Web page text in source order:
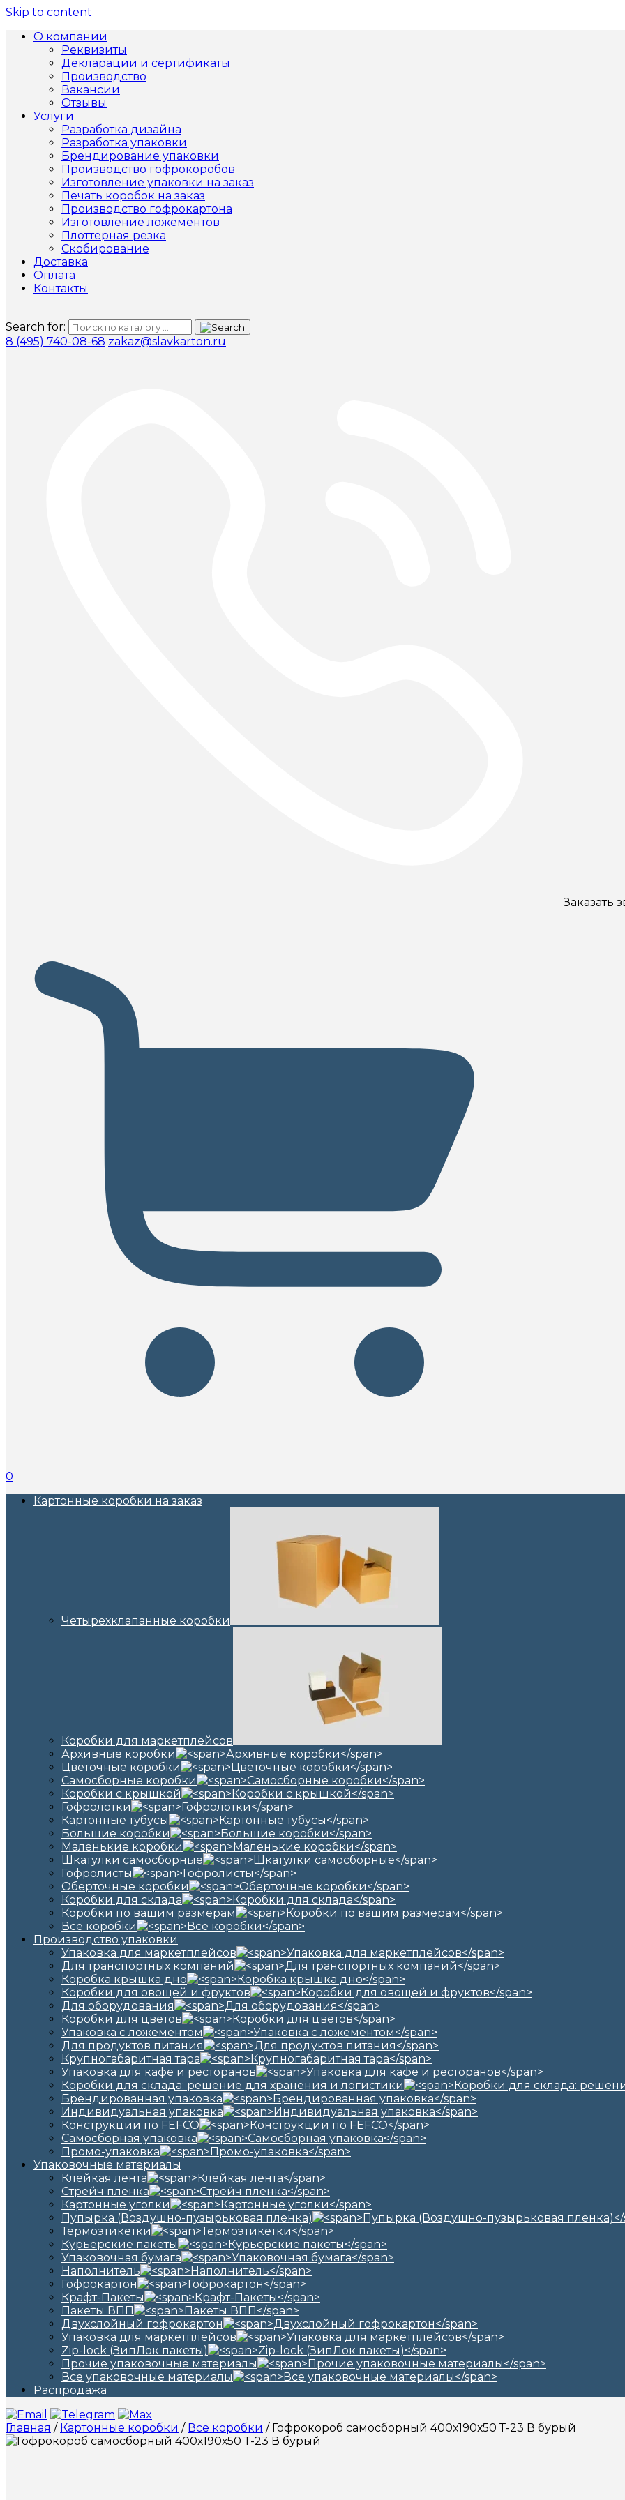
Skip to content
О компании
Реквизиты
Декларации и сертификаты
Производство
Вакансии
Отзывы
Услуги
Разработка дизайна
Разработка упаковки
Брендирование упаковки
Производство гофрокоробов
Изготовление упаковки на заказ
Печать коробок на заказ
Производство гофрокартона
Изготовление ложементов
Плоттерная резка
Скобирование
Доставка
Оплата
Контакты
Search for:
8 (495) 740-08-68 zakaz@slavkarton.ru
Заказать
0
Картонные коробки на заказ
Четырехклапанные коробки
Коробки для маркетплейсов
Архивные коробки
Цветочные коробки
Самосборные коробки
Коробки с крышкой
Гофролотки
Картонные тубусы
Большие коробки
Маленькие коробки
Шкатулки самосборные
Гофролисты
Оберточные коробки
Коробки для склада
Коробки по вашим размерам
Все коробки
Производство упаковки
Упаковка для маркетплейсов
Для транспортных компаний
Коробка крышка дно
Коробки для овощей и фруктов
Для оборудования
Коробки для цветов
Упаковка с ложементом
Для продуктов питания
Крупногабаритная тара
Упаковка для кафе и ресторанов
Коробки для склада: решение для хранения и логистики
Брендированная упаковка
Индивидуальная упаковка
Конструкции по FEFCO
Самосборная упаковка
Промо-упаковка
Упаковочные материалы
Клейкая лента
Стрейч пленка
Картонные уголки
Пупырка (Воздушно-пузырьковая пленка)
Термоэтикетки
Курьерские пакеты
Упаковочная бумага
Наполнитель
Гофрокартон
Крафт-Пакеты
Пакеты ВПП
Двухслойный гофрокартон
Упаковка для маркетплейсов
Zip-lock (ЗипЛок пакеты)
Прочие упаковочные материалы
Все упаковочные материалы
Распродажа
Главная / Картонные коробки / Все коробки / Гофрокороб самосборный 400х190х50 Т-23 В бурый